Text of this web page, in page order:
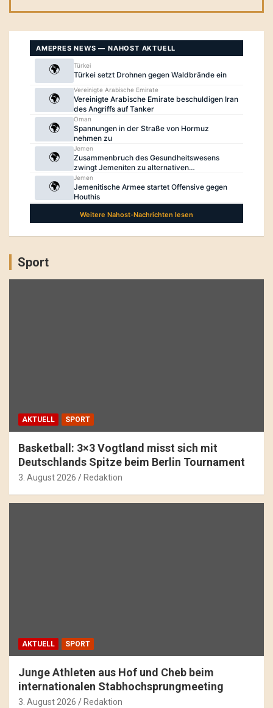
Sport
AKTUELL SPORT
Basketball: 3×3 Vogtland misst sich mit
Deutschlands Spitze beim Berlin Tournament
3. August 2026 Redaktion
AKTUELL SPORT
Junge Athleten aus Hof und Cheb beim
internationalen Stabhochsprungmeeting
3. August 2026 Redaktion